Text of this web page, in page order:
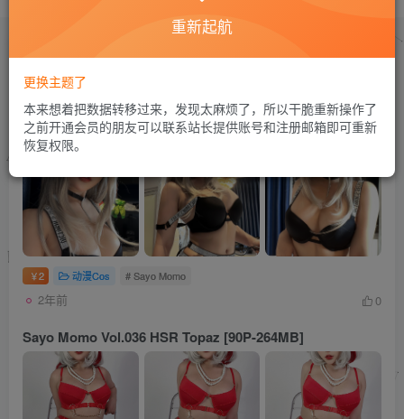
文章3506 收藏0 评论20 版块0 帖子0 粉丝77
发布 3506 排序
Sayo Momo Vol.037 Your girlfriend [70P13V-859MB]
￥2 动漫Cos # Sayo Momo
2年前 0
Sayo Momo Vol.036 HSR Topaz [90P-264MB]
重新起航
更换主题了
本来想着把数据转移过来，发现太麻烦了，所以干脆重新操作了
之前开通会员的朋友可以联系站长提供账号和注册邮箱即可重新
恢复权限。